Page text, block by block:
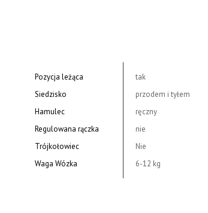
Pozycja leżąca
tak
Siedzisko
przodem i tyłem
Hamulec
ręczny
Regulowana rączka
nie
Trójkołowiec
Nie
Waga Wózka
6-12 kg